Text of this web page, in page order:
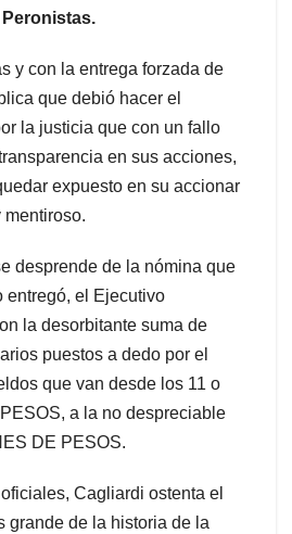
Peronistas.
y con la entrega forzada de
que debió hacer el
la justicia que con un fallo
en sus acciones,
expuesto en su accionar
desprende de la nómina que
entregó, el Ejecutivo
la desorbitante suma de
puestos a dedo por el
que van desde los 11 o
a la no despreciable
DE PESOS.
Cagliardi ostenta el
grande de la historia de la